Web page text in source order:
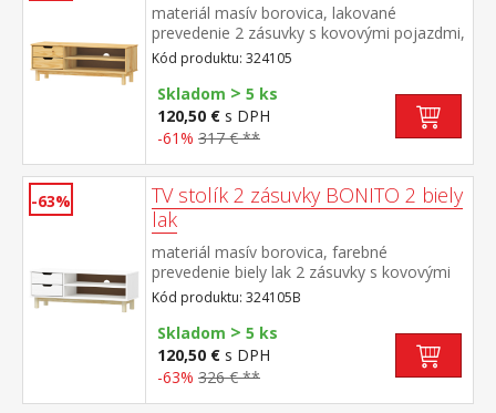
materiál masív borovica, lakované
prevedenie 2 zásuvky s kovovými pojazdmi,
1 polica otvor na pretiahnutie káblov
Kód produktu: 324105
Skladom > 5 ks
120,50 € s DPH
-61% 317 € **
-63%
TV stolík 2 zásuvky BONITO 2 biely
lak
materiál masív borovica, farebné
prevedenie biely lak 2 zásuvky s kovovými
pojazdmi, 1 polica otvor na pretiahnutie
káblov
Kód produktu: 324105B
Skladom > 5 ks
120,50 € s DPH
-63% 326 € **